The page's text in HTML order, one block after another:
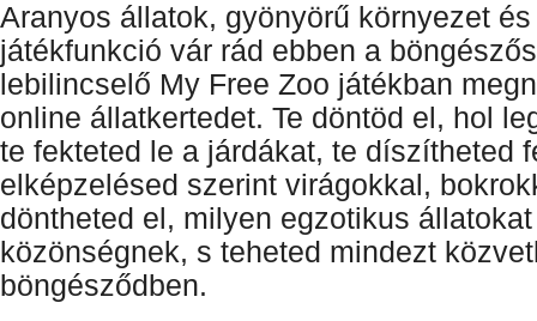
Aranyos állatok, gyönyörű környezet
játékfunkció vár rád ebben a
lebilincselő My Free Zoo játékban
online állatkertedet. Te döntöd el, hol
te fekteted le a járdákat, te díszítheted
elképzelésed szerint virágokkal,
döntheted el, milyen egzotikus
közönségnek, s teheted mindezt
böngésződben.